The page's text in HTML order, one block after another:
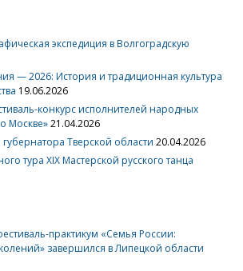
экспедиция в Волгоградскую
— 2026: История и традиционная культура
19.06.2026
конкурс исполнителей народных
Москве»21.04.2026
Тверской области 20.04.2026
тура XIX Мастерской русского танца
практикум «Семья России:
завершился в Липецкой области